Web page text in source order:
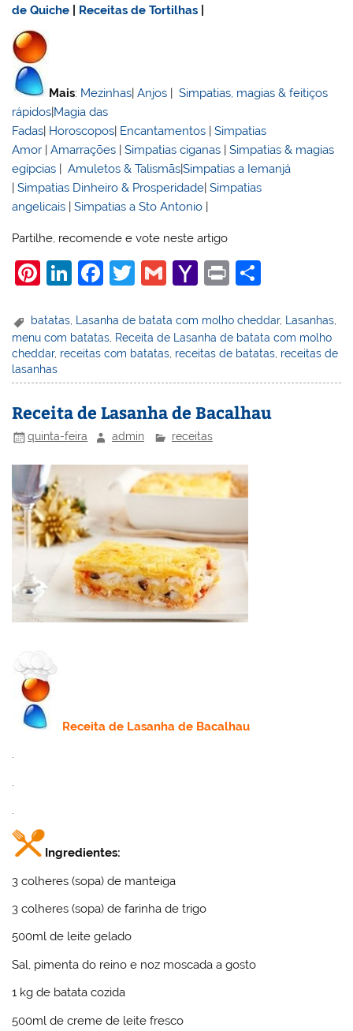
de Quiche
Receitas de Tortilhas
Mais: Mezinhas|Anjos |Simpatias, magias & feitiços
rápidos|Magia das
Fadas| Horoscopos| Encantamentos |Simpatias
Amor |Amarrações |Simpatias ciganas |Simpatias & magias
egípcias |Amuletos & Talismãs|Simpatias a Iemanjá
|Simpatias Dinheiro & Prosperidade|Simpatias
angelicais |Simpatias a Sto Antonio |
Partilhe, recomende e vote neste artigo
Pi
er
e
st
Li
k
e
n
F
c
e
o
k
T
itt
er
G
ai
l
Y
h
o
ai
l
Pr
t
ar
e
batatas, Lasanha de batata com molho cheddar, Lasanhas,
menu com batatas Receita de Lasanha de batata com molho
cheddar, receitas com batatas receitas de batatas receitas de
lasanhas
Receita de Lasanha de Bacalhau
quinta-feira admin receitas
Receitade Lasanha de Bacalhau
.
.
.
Ingredientes:
3 colheres (sopa) de manteiga
3 colheres (sopa) de farinha de trigo
500ml de leite gelado
Sal, pimenta do reino e noz moscada a gosto
1 kg de batata cozida
500ml de creme de leite fresco